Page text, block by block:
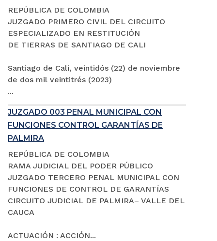
REPÚBLICA DE COLOMBIA
JUZGADO PRIMERO CIVIL DEL CIRCUITO
ESPECIALIZADO EN RESTITUCIÓN
DE TIERRAS DE SANTIAGO DE CALI
Santiago de Cali, veintidós (22) de noviembre
de dos mil veintitrés (2023)
...
JUZGADO 003 PENAL MUNICIPAL CON
FUNCIONES CONTROL GARANTÍAS DE
PALMIRA
REPÚBLICA DE COLOMBIA
RAMA JUDICIAL DEL PODER PÚBLICO
JUZGADO TERCERO PENAL MUNICIPAL CON
FUNCIONES DE CONTROL DE GARANTÍAS
CIRCUITO JUDICIAL DE PALMIRA– VALLE DEL
CAUCA
ACTUACIÓN : ACCIÓN...